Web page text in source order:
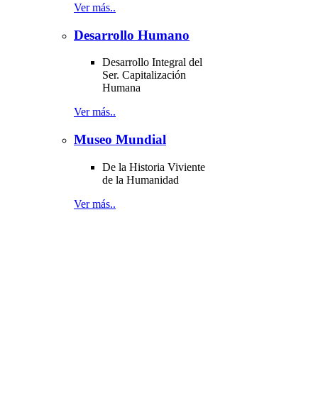
Ver más..
Desarrollo Humano
Desarrollo Integral del
Ser. Capitalización
Humana
Ver más..
Museo Mundial
De la Historia Viviente
de la Humanidad
Ver más..